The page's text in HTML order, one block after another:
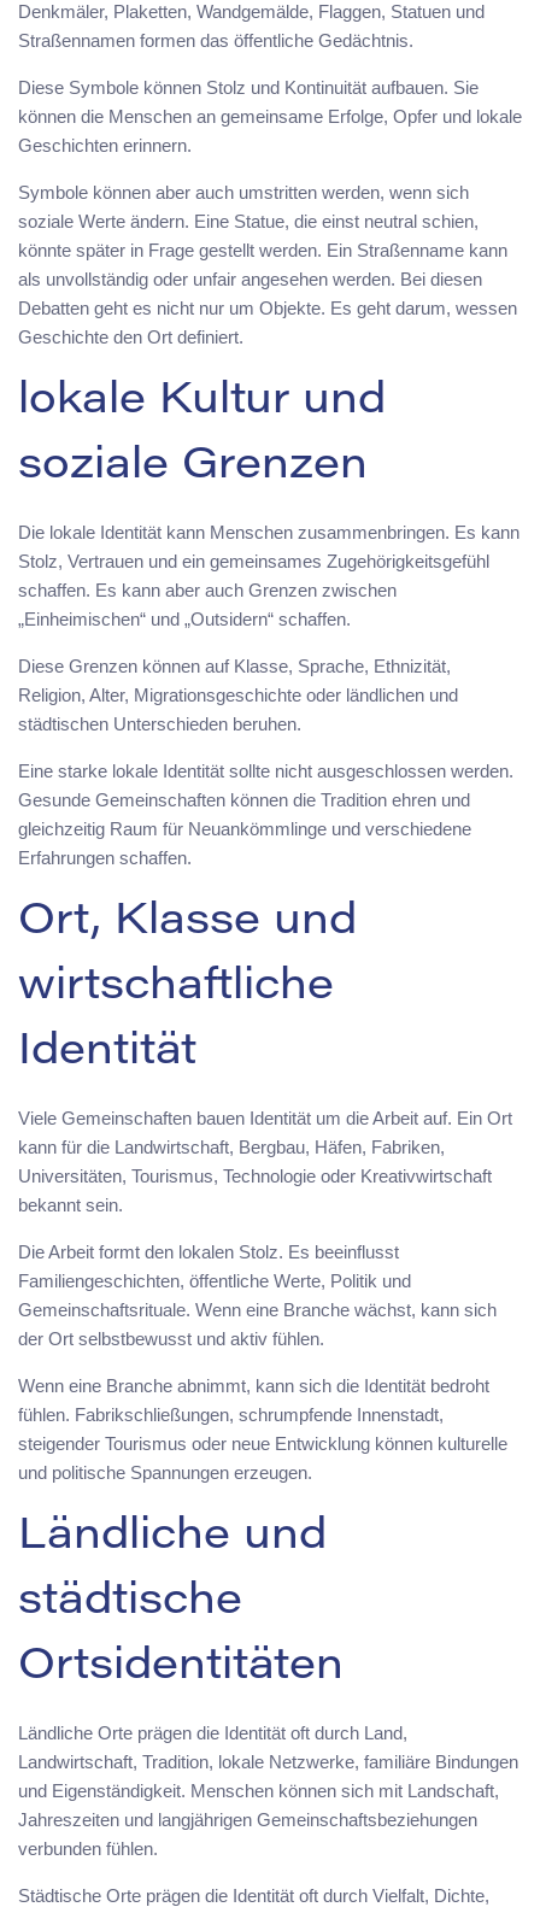
Denkmäler, Plaketten, Wandgemälde, Flaggen, Statuen und
Straßennamen formen das öffentliche Gedächtnis.
Diese Symbole können Stolz und Kontinuität aufbauen. Sie
können die Menschen an gemeinsame Erfolge, Opfer und lokale
Geschichten erinnern.
Symbole können aber auch umstritten werden, wenn sich
soziale Werte ändern. Eine Statue, die einst neutral schien,
könnte später in Frage gestellt werden. Ein Straßenname kann
als unvollständig oder unfair angesehen werden. Bei diesen
Debatten geht es nicht nur um Objekte. Es geht darum, wessen
Geschichte den Ort definiert.
lokale Kultur und
soziale Grenzen
Die lokale Identität kann Menschen zusammenbringen. Es kann
Stolz, Vertrauen und ein gemeinsames Zugehörigkeitsgefühl
schaffen. Es kann aber auch Grenzen zwischen
„Einheimischen“ und „Outsidern“ schaffen.
Diese Grenzen können auf Klasse, Sprache, Ethnizität,
Religion, Alter, Migrationsgeschichte oder ländlichen und
städtischen Unterschieden beruhen.
Eine starke lokale Identität sollte nicht ausgeschlossen werden.
Gesunde Gemeinschaften können die Tradition ehren und
gleichzeitig Raum für Neuankömmlinge und verschiedene
Erfahrungen schaffen.
Ort, Klasse und
wirtschaftliche
Identität
Viele Gemeinschaften bauen Identität um die Arbeit auf. Ein Ort
kann für die Landwirtschaft, Bergbau, Häfen, Fabriken,
Universitäten, Tourismus, Technologie oder Kreativwirtschaft
bekannt sein.
Die Arbeit formt den lokalen Stolz. Es beeinflusst
Familiengeschichten, öffentliche Werte, Politik und
Gemeinschaftsrituale. Wenn eine Branche wächst, kann sich
der Ort selbstbewusst und aktiv fühlen.
Wenn eine Branche abnimmt, kann sich die Identität bedroht
fühlen. Fabrikschließungen, schrumpfende Innenstadt,
steigender Tourismus oder neue Entwicklung können kulturelle
und politische Spannungen erzeugen.
Ländliche und
städtische
Ortsidentitäten
Ländliche Orte prägen die Identität oft durch Land,
Landwirtschaft, Tradition, lokale Netzwerke, familiäre Bindungen
und Eigenständigkeit. Menschen können sich mit Landschaft,
Jahreszeiten und langjährigen Gemeinschaftsbeziehungen
verbunden fühlen.
Städtische Orte prägen die Identität oft durch Vielfalt, Dichte,